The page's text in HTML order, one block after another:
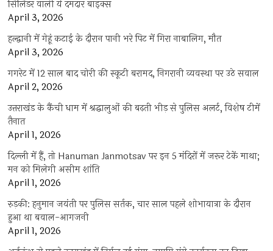
सिलिंडर वाली ये दमदार बाइक्स
April 3, 2026
हल्द्वानी में गेहूं कटाई के दौरान पानी भरे पिट में गिरा नाबालिग, मौत
April 3, 2026
गगरेट में 12 साल बाद चोरी की स्कूटी बरामद, निगरानी व्यवस्था पर उठे सवाल
April 2, 2026
उत्तराखंड के कैंची धाम में श्रद्धालुओं की बढ़ती भीड़ से पुलिस अलर्ट, विशेष टीमें
तैनात
April 1, 2026
दिल्ली में हैं, तो Hanuman Janmotsav पर इन 5 मंदिरों में जरूर टेकें माथा;
मन को मिलेगी असीम शांति
April 1, 2026
रुड़की: हनुमान जयंती पर पुलिस सर्तक, चार साल पहले शोभायात्रा के दौरान
हुआ था बवाल-आगजनी
April 1, 2026